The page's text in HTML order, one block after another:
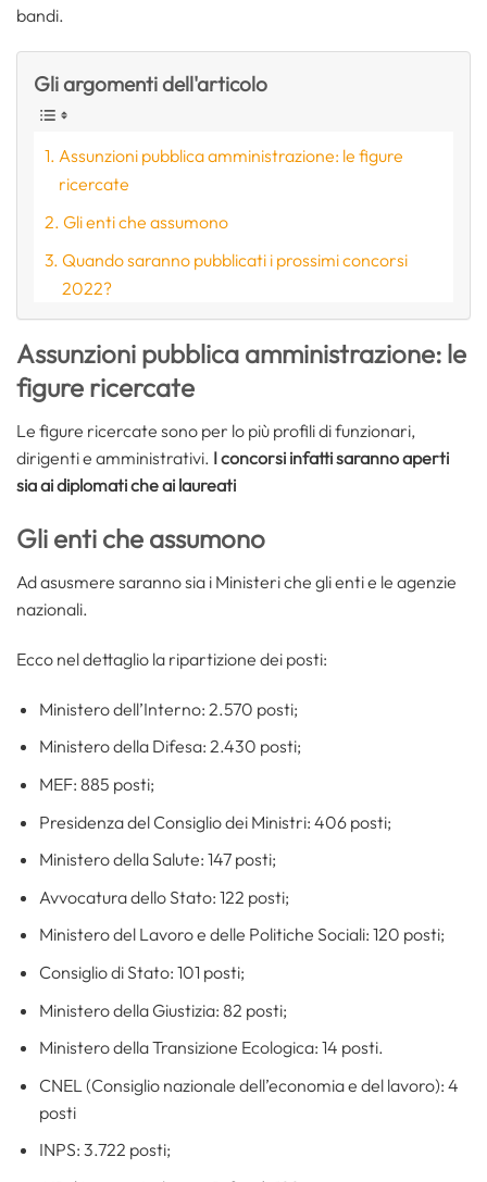
bandi.
Gli argomenti dell'articolo
Assunzioni pubblica amministrazione: le figure
ricercate
Gli enti che assumono
Quando saranno pubblicati i prossimi concorsi
2022?
Assunzioni pubblica amministrazione: le
figure ricercate
Le figure ricercate sono per lo più profili di funzionari,
dirigenti e amministrativi. I concorsi infatti saranno aperti
sia ai diplomati che ai laureati
Gli enti che assumono
Ad asusmere saranno sia i Ministeri che gli enti e le agenzie
nazionali.
Ecco nel dettaglio la ripartizione dei posti:
Ministero dell’Interno: 2.570 posti;
Ministero della Difesa: 2.430 posti;
MEF: 885 posti;
Presidenza del Consiglio dei Ministri: 406 posti;
Ministero della Salute: 147 posti;
Avvocatura dello Stato: 122 posti;
Ministero del Lavoro e delle Politiche Sociali: 120 posti;
Consiglio di Stato: 101 posti;
Ministero della Giustizia: 82 posti;
Ministero della Transizione Ecologica: 14 posti.
CNEL (Consiglio nazionale dell’economia e del lavoro): 4
posti
INPS: 3.722 posti;